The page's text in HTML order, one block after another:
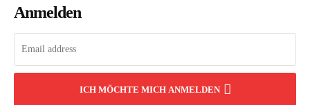
Anmelden
ICH MÖCHTE MICH ANMELDEN